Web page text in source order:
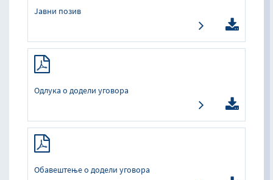
Јавни позив
Одлука о додели уговора
Обавештење о додели уговора